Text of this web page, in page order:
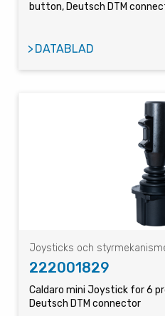
button, Deutsch DTM
DATABLAD
Joysticks och
222001829
Caldaro mini Joystick for 6
Deutsch DTM connector